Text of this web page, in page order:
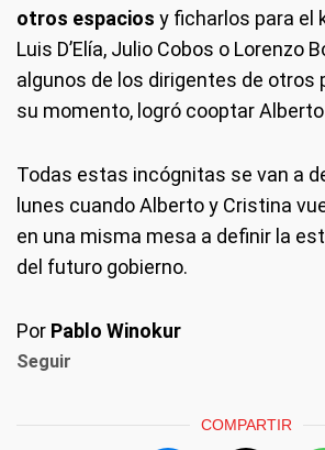
otros espacios y ficharlos para el
Luis D’Elía, Julio Cobos o Lorenzo
algunos de los dirigentes de otros
su momento, logró cooptar
Todas estas incógnitas se van a
lunes cuando Alberto y Cristina
en una misma mesa a definir la
del futuro gobierno.
Por Pablo Winokur
Seguir
COMPARTIR